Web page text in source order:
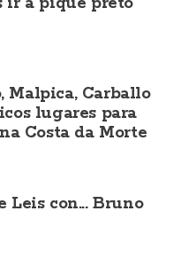
Malpica, Carballo
lugares para
Costa da Morte
Leis con... Bruno